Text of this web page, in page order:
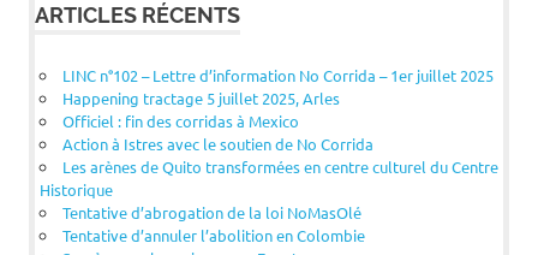
ARTICLES RÉCENTS
LINC n°102 – Lettre d’information No Corrida – 1er juillet 2025
Happening tractage 5 juillet 2025, Arles
Officiel : fin des corridas à Mexico
Action à Istres avec le soutien de No Corrida
Les arènes de Quito transformées en centre culturel du Centre
Historique
Tentative d’abrogation de la loi NoMasOlé
Tentative d’annuler l’abolition en Colombie